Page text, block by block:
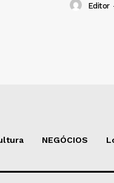
Editor
NEGÓCIOS